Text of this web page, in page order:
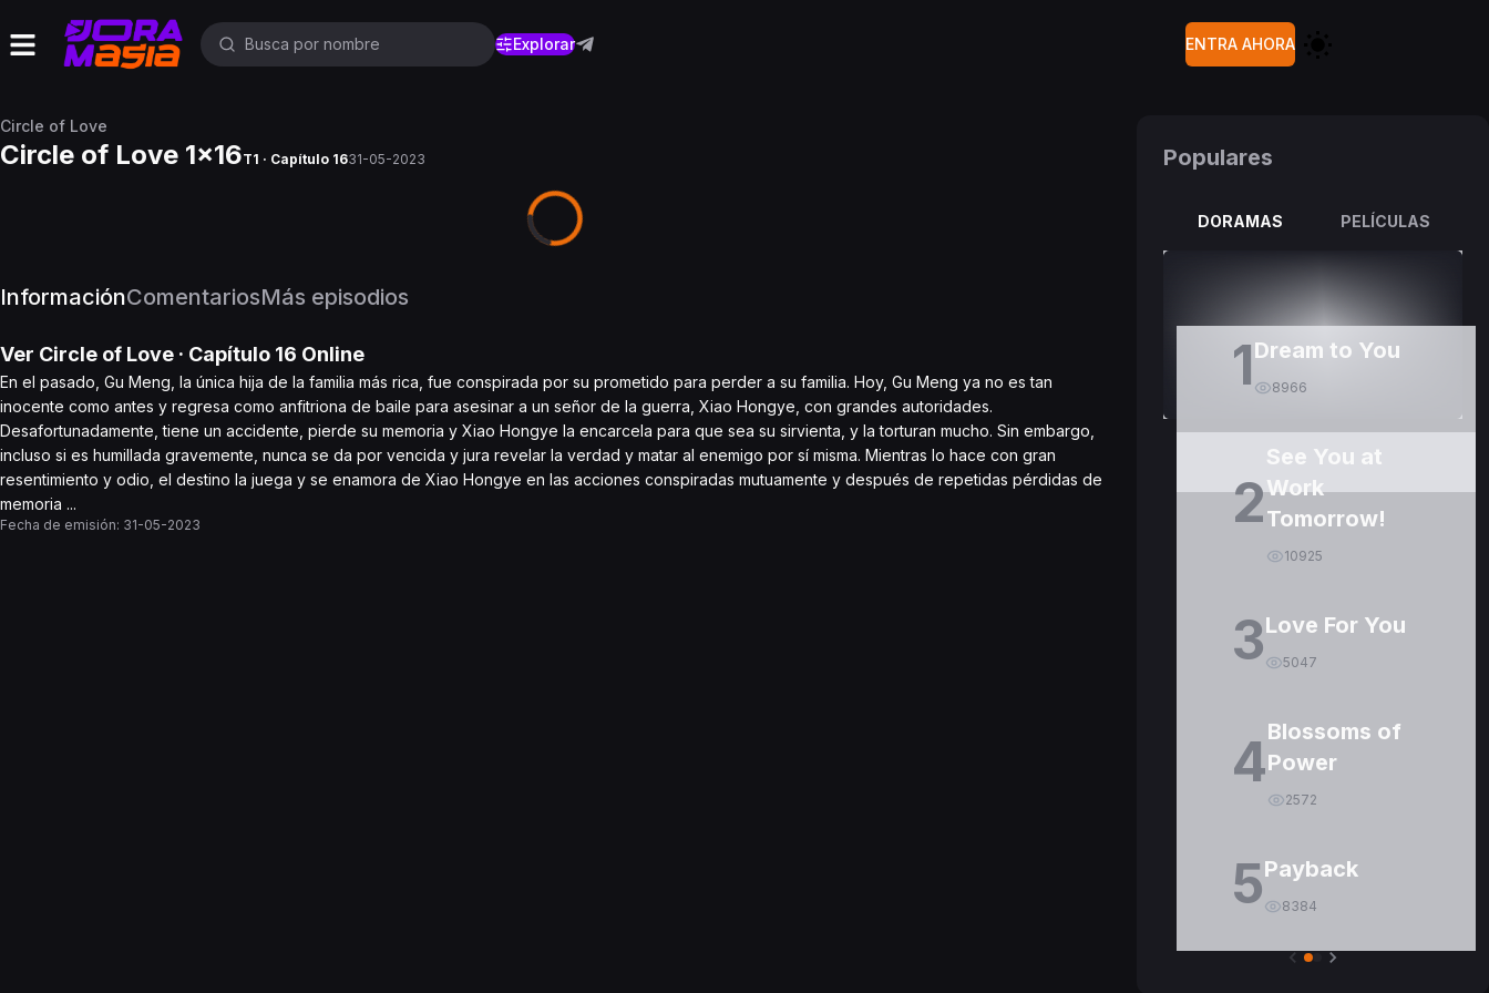
Explorar ENTRA AHORA
Circle of Love
Circle of Love 1x16T1 · Capítulo 1631-05-2023
InformaciónComentariosMás episodios
Ver Circle of Love · Capítulo 16 Online
En el pasado, Gu Meng, la única hija de la familia más rica, fue conspirada por su prometido para perder a su familia. Hoy, Gu Meng ya no es tan
inocente como antes y regresa como anfitriona de baile para asesinar a un señor de la guerra, Xiao Hongye, con grandes autoridades.
Desafortunadamente, tiene un accidente, pierde su memoria y Xiao Hongye la encarcela para que sea su sirvienta, y la torturan mucho. Sin embargo,
incluso si es humillada gravemente, nunca se da por vencida y jura revelar la verdad y matar al enemigo por sí misma. Mientras lo hace con gran
resentimiento y odio, el destino la juega y se enamora de Xiao Hongye en las acciones conspiradas mutuamente y después de repetidas pérdidas de
memoria ...
Fecha de emisión: 31-05-2023
Populares
DORAMAS PELÍCULAS
1Dream to You
8966
2
See You at
Work
Tomorrow!
10925
3Love For You
5047
4Blossoms of
Power
2572
5Payback
8384